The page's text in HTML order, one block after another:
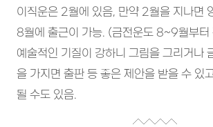
이직운은 2월에 있음, 만약 2월을 지나면
8월에 출근이 가능. (금전운도 8~9월부터
예술적인 기질이 강하니 그림을 그리거나
을 가지면 출판 등 좋은 제안을 받을 수 있
될 수도 있음.